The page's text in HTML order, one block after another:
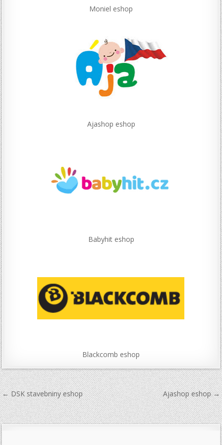
Moniel eshop
Ajashop eshop
Babyhit eshop
Blackcomb eshop
Navigace
pro
příspěvek
← DSK stavebniny eshop Ajashop eshop →